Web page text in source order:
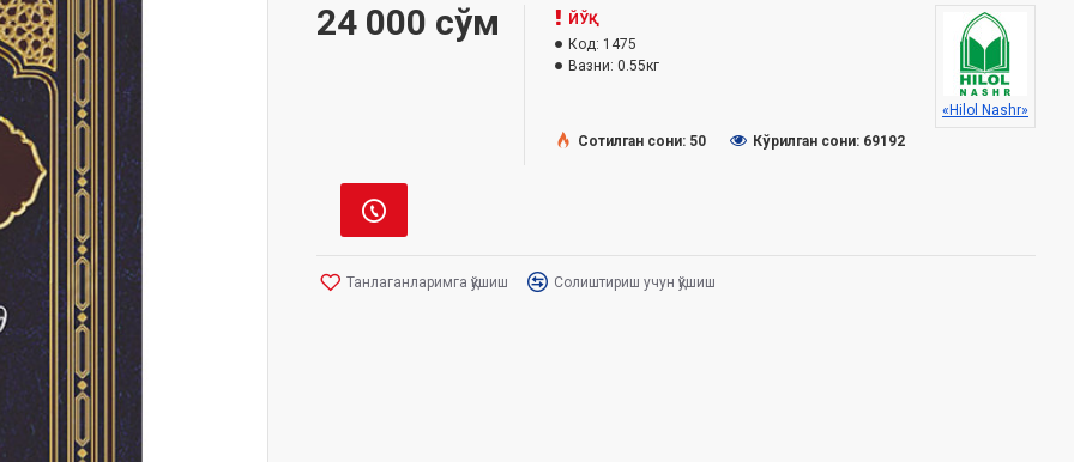
24 000 сўм
ЙЎҚ
Код: 1475
Вазни: 0.55кг
«Hilol Nashr»
Сотилган сони: 50
Кўрилган сони: 69192
Танлаганларимга қўшиш Солиштириш учун қўшиш